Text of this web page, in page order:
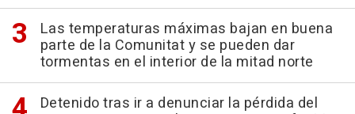
Las temperaturas máximas bajan en buena
parte de la Comunitat y se pueden dar
tormentas en el interior de la mitad norte
Detenido tras ir a denunciar la pérdida del